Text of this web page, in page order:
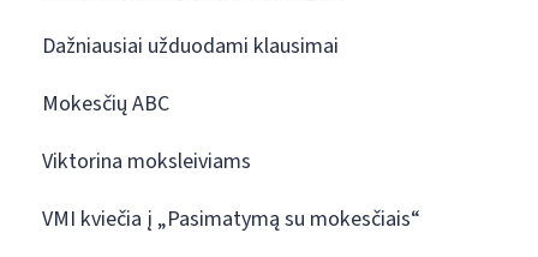
Dažniausiai užduodami klausimai
Mokesčių ABC
Viktorina moksleiviams
VMI kviečia į „Pasimatymą su mokesčiais“